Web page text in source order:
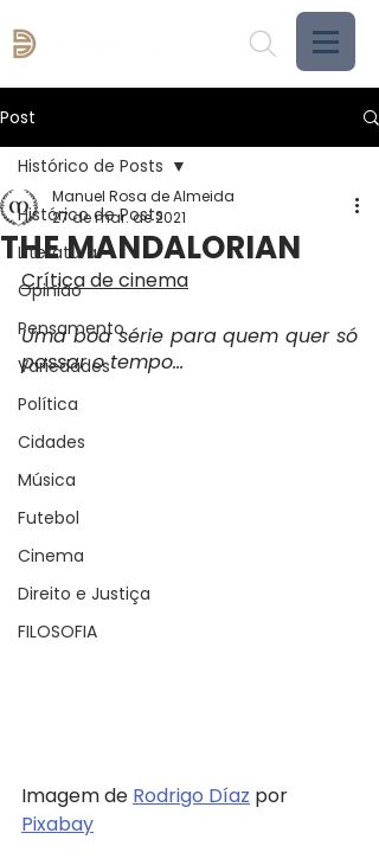
Post
Histórico de Posts
Literatura
Opinião
Pensamento
Variedades
Política
Cidades
Música
Futebol
Cinema
Direito e Justiça
FILOSOFIA
Histórico de Posts
THE MANDALORIAN
Manuel Rosa de Almeida
27 de mar. de 2021
Crítica de cinema
Uma boa série para quem quer só
passar o tempo…
Imagem de Rodrigo Díaz por
Pixabay